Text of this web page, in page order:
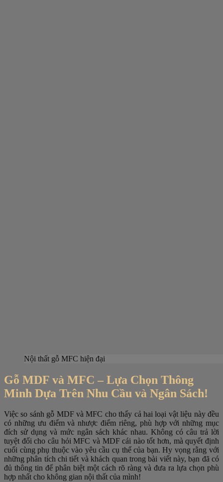
Nội thất gỗ MFC hiện đại
Gỗ MDF và MFC – Lựa Chọn Thông
Minh Dựa Trên Nhu Cầu và Ngân Sách!
Việc so sánh gỗ MDF và MFC cho thấy cả hai loại vật liệu này đều
có những ưu điểm và nhược điểm riêng, phù hợp với những mục
đích sử dụng và mức ngân sách khác nhau. Không có câu trả lời
tuyệt đối cho câu hỏi MFC và MDF cái nào tốt hơn, mà quyết định
cuối cùng phụ thuộc vào yêu cầu cụ thể của bạn. Hy vọng rằng với
những phân tích chi tiết và khách quan trong bài viết này, bạn đã có
đủ thông tin để phân biệt một cách rõ ràng và đưa ra lựa chọn phù
hợp nhất cho không gian nội thất của mình!